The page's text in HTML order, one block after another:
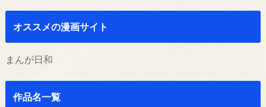
オススメの漫画サイト
まんが日和
作品名一覧